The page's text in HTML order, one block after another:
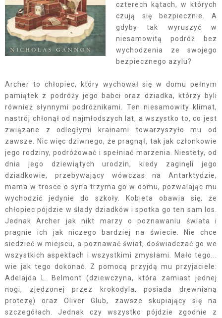
czterech kątach, w których
czują się bezpiecznie. A
gdyby tak wyruszyć w
niesamowitą podróż bez
wychodzenia ze swojego
bezpiecznego azylu?
Archer to chłopiec, który wychował się w domu pełnym
pamiątek z podróży jego babci oraz dziadka, którzy byli
również słynnymi podróżnikami. Ten niesamowity klimat,
nastrój chłonął od najmłodszych lat, a wszystko to, co jest
związane z odległymi krainami towarzyszyło mu od
zawsze. Nic więc dziwnego, że pragnął, tak jak członkowie
jego rodziny, podróżować i spełniać marzenia. Niestety, od
dnia jego dziewiątych urodzin, kiedy zaginęli jego
dziadkowie, przebywający wówczas na Antarktydzie,
mama w trosce o syna trzyma go w domu, pozwalając mu
wychodzić jedynie do szkoły. Kobieta obawia się, że
chłopiec pójdzie w ślady dziadków i spotka go ten sam los.
Jednak Archer jak nikt marzy o poznawaniu świata i
pragnie ich jak niczego bardziej na świecie. Nie chce
siedzieć w miejscu, a poznawać świat, doświadczać go we
wszystkich aspektach i wszystkimi zmysłami. Mało tego...
wie jak tego dokonać. Z pomocą przyjdą mu przyjaciele:
Adelajda L. Belmont (dziewczyna, która zamiast jednej
nogi, zjedzonej przez krokodyla, posiada drewnianą
protezę) oraz Oliver Glub, zawsze skupiający się na
szczegółach. Jednak czy wszystko pójdzie zgodnie z